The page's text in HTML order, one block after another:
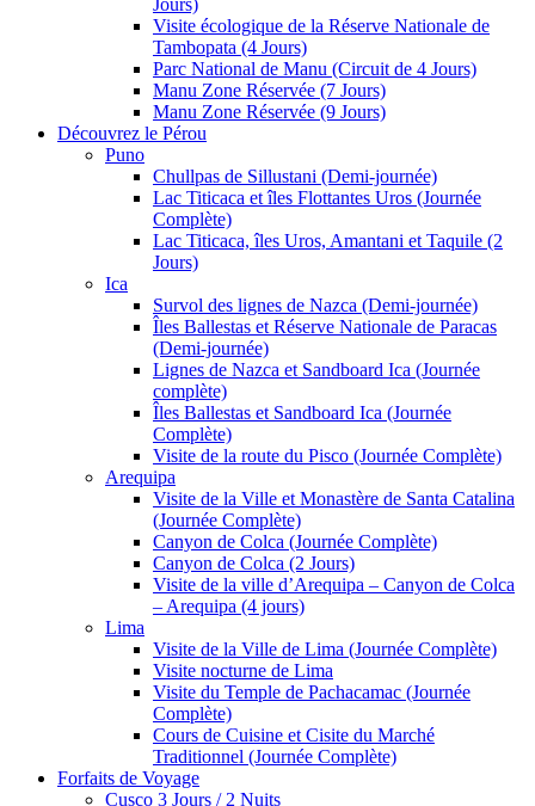
Jours)
Visite écologique de la Réserve Nationale de
Tambopata (4 Jours)
Parc National de Manu (Circuit de 4 Jours)
Manu Zone Réservée (7 Jours)
Manu Zone Réservée (9 Jours)
Découvrez le Pérou
Puno
Chullpas de Sillustani (Demi-journée)
Lac Titicaca et îles Flottantes Uros (Journée
Complète)
Lac Titicaca, îles Uros, Amantani et Taquile (2
Jours)
Ica
Survol des lignes de Nazca (Demi-journée)
Îles Ballestas et Réserve Nationale de Paracas
(Demi-journée)
Lignes de Nazca et Sandboard Ica (Journée
complète)
Îles Ballestas et Sandboard Ica (Journée
Complète)
Visite de la route du Pisco (Journée Complète)
Arequipa
Visite de la Ville et Monastère de Santa Catalina
(Journée Complète)
Canyon de Colca (Journée Complète)
Canyon de Colca (2 Jours)
Visite de la ville d’Arequipa – Canyon de Colca
– Arequipa (4 jours)
Lima
Visite de la Ville de Lima (Journée Complète)
Visite nocturne de Lima
Visite du Temple de Pachacamac (Journée
Complète)
Cours de Cuisine et Cisite du Marché
Traditionnel (Journée Complète)
Forfaits de Voyage
Cusco 3 Jours / 2 Nuits